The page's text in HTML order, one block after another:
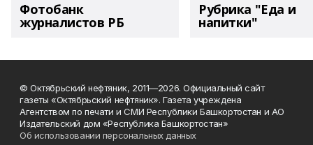
Фотобанк
журналистов РБ
Рубрика "Еда и
напитки"
© Октябрьский нефтяник, 2011—2026. Официальный сайт
газеты «Октябрьский нефтяник». Газета учреждена
Агентством по печати и СМИ Республики Башкортостан и АО
Издательский дом «Республика Башкортостан»
Об использовании персональных данных